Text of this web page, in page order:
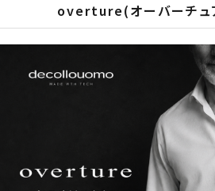
overture(オーバーチュ